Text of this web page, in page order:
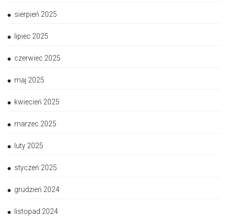
sierpień 2025
lipiec 2025
czerwiec 2025
maj 2025
kwiecień 2025
marzec 2025
luty 2025
styczeń 2025
grudzień 2024
listopad 2024